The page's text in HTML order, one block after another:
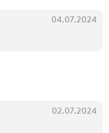
04.07.2024
02.07.2024